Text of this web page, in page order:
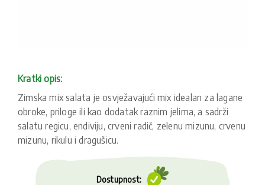
Kratki opis:
Zimska mix salata je osvježavajući mix idealan za lagane
obroke, priloge ili kao dodatak raznim jelima, a sadrži
salatu regicu, endiviju, crveni radič, zelenu mizunu, crvenu
mizunu, rikulu i dragušicu.
Dostupnost: